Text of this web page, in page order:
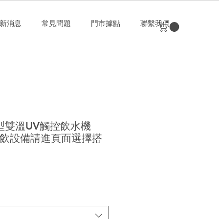
消息 常見問題 門市據點 聯繫我們
雙溫UV觸控飲水機
設備請進頁面選擇搭